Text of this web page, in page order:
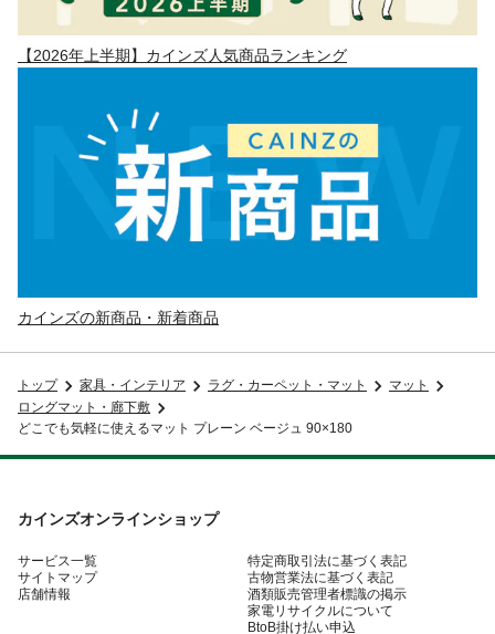
【2026年上半期】カインズ人気商品ランキング
カインズの新商品・新着商品
トップ 家具・インテリア ラグ・カーペット・マット
マット
ロングマット・廊下敷
どこでも気軽に使えるマット プレーン ベージュ 90×180
カインズオンラインショップ
サービス一覧
サイトマップ
店舗情報
特定商取引法に基づく表記
古物営業法に基づく表記
酒類販売管理者標識の掲示
家電リサイクルについて
BtoB掛け払い申込